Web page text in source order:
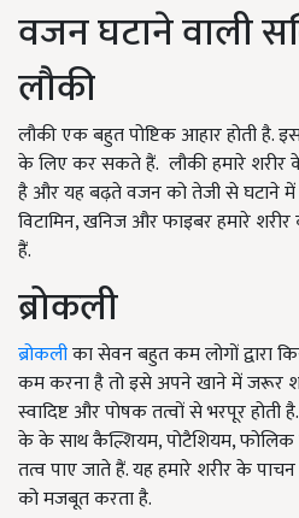
वजन घटाने वाली
लौकी
लौकी एक बहुत पोष्टिक आहार होती
के लिए कर सकते हैं. लौकी हमारे शरीर
है और यह बढ़ते वजन को तेजी से घटाने
विटामिन,खनिज और फाइबर हमारे
हैं.
ब्रोकली
ब्रोकलीका सेवन बहुत कम लोगों द्वारा
कम करना है तो इसे अपने खाने में जरूर
स्वादिष्ट और पोषक तत्वों से भरपूर होती
के के साथ कैल्शियम,पोटैशियम,
तत्व पाए जाते हैं. यह हमारे शरीर के
को मजबूत करता है.